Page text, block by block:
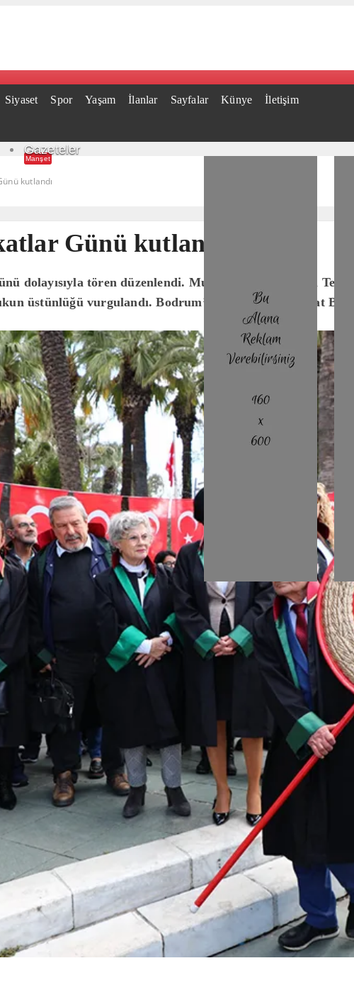
Siyaset Spor Yaşam İlanlar Sayfalar Künye İletişim
Gazeteler
Manşet
kutlandı
Günü kutlandı
dolayısıyla tören düzenlendi. Muğla Barosu Bodrum
üstünlüğü vurgulandı. Bodrum’da çok sayıda avukat